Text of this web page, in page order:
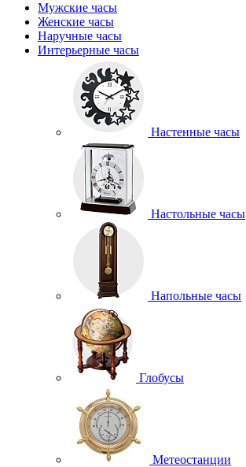
Мужские часы
Женские часы
Наручные часы
Интерьерные часы
Настенные часы
Настольные часы
Напольные часы
Глобусы
Метеостанции